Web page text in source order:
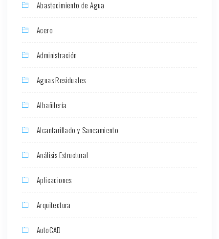
Abastecimiento de Agua
Acero
Administración
Aguas Residuales
Albañilería
Alcantarillado y Saneamiento
Análisis Estructural
Aplicaciones
Arquitectura
AutoCAD